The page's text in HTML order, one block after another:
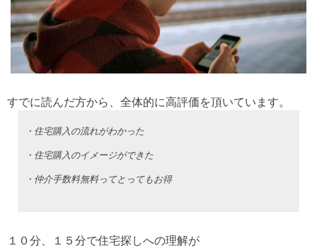
すでに読んだ方から、全体的に高評価を頂いています。
・住宅購入の流れがわかった
・住宅購入のイメージができた
・仲介手数料無料ってとってもお得
１０分、１５分で住宅探しへの理解が